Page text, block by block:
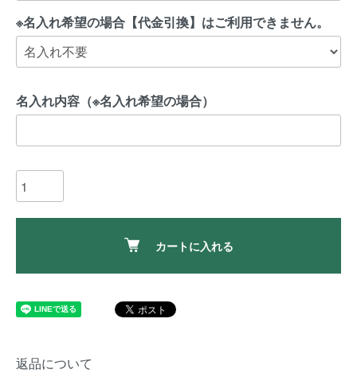
※名入れ希望の場合【代金引換】はご利用できません。
名入れ内容（※名入れ希望の場合）
カートに入れる
返品について